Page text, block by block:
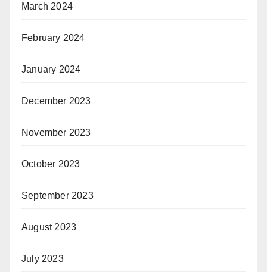
March 2024
February 2024
January 2024
December 2023
November 2023
October 2023
September 2023
August 2023
July 2023